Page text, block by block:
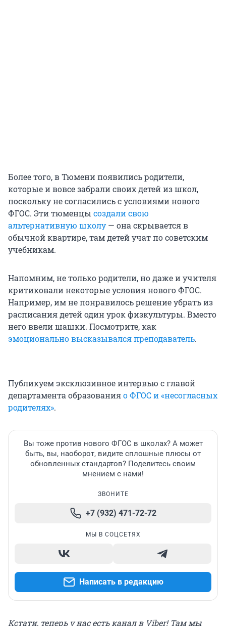
Более того, в Тюмени появились родители,
которые и вовсе забрали своих детей из школ,
поскольку не согласились с условиями нового
ФГОС. Эти тюменцы создали свою
альтернативную школу— она скрывается в
обычной квартире, там детей учат по советским
учебникам.
Напомним, не только родители, но даже и учителя
критиковали некоторые условия нового ФГОС.
Например, им не понравилось решение убрать из
расписания детей один урок физкультуры. Вместо
него ввели шашки. Посмотрите, как
эмоционально высказывался преподаватель.
Публикуем эксклюзивное интервью с главой
департамента образованияо ФГОС и «несогласных
родителях».
Вы тоже против нового ФГОС в школах? А может
быть, вы, наоборот, видите сплошные плюсы от
обновленных стандартов? Поделитесь своим
мнением с нами!
ЗВОНИТЕ
+7 (932) 471-72-72
МЫ В СОЦСЕТЯХ
Написать в редакцию
Кстати, теперь у нас есть канал в Viber! Там мы